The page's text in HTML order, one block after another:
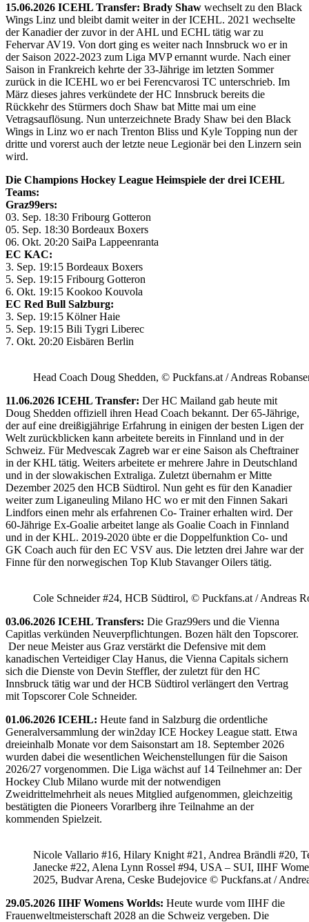
15.06.2026 ICEHL Transfer: Brady Shaw wechselt zu den Black
Wings Linz und bleibt damit weiter in der ICEHL. 2021 wechselte
der Kanadier der zuvor in der AHL und ECHL tätig war zu
Fehervar AV19. Von dort ging es weiter nach Innsbruck wo er in
der Saison 2022-2023 zum Liga MVP ernannt wurde. Nach einer
Saison in Frankreich kehrte der 33-Jährige im letzten Sommer
zurück in die ICEHL wo er bei Ferencvarosi TC unterschrieb. Im
März dieses jahres verkündete der HC Innsbruck bereits die
Rückkehr des Stürmers doch Shaw bat Mitte mai um eine
Vetragsauflösung. Nun unterzeichnete Brady Shaw bei den Black
Wings in Linz wo er nach Trenton Bliss und Kyle Topping nun der
dritte und vorerst auch der letzte neue Legionär bei den Linzern sein
wird.
Die Champions Hockey League Heimspiele der drei ICEHL
Teams:
Graz99ers:
03. Sep. 18:30 Fribourg Gotteron
05. Sep. 18:30 Bordeaux Boxers
06. Okt. 20:20 SaiPa Lappeenranta
EC KAC:
3. Sep. 19:15 Bordeaux Boxers
5. Sep. 19:15 Fribourg Gotteron
6. Okt. 19:15 Kookoo Kouvola
EC Red Bull Salzburg:
3. Sep. 19:15 Kölner Haie
5. Sep. 19:15 Bili Tygri Liberec
7. Okt. 20:20 Eisbären Berlin
Head Coach Doug Shedden, © Puckfans.at / Andreas
11.06.2026 ICEHL Transfer: Der HC Mailand gab heute mit
Doug Shedden offiziell ihren Head Coach bekannt. Der 65-Jährige,
der auf eine dreißigjährige Erfahrung in einigen der besten Ligen der
Welt zurückblicken kann arbeitete bereits in Finnland und in der
Schweiz. Für Medvescak Zagreb war er eine Saison als Cheftrainer
in der KHL tätig. Weiters arbeitete er mehrere Jahre in Deutschland
und in der slowakischen Extraliga. Zuletzt übernahm er Mitte
Dezember 2025 den HCB Südtirol. Nun geht es für den Kanadier
weiter zum Liganeuling Milano HC wo er mit den Finnen Sakari
Lindfors einen mehr als erfahrenen Co- Trainer erhalten wird. Der
60-Jährige Ex-Goalie arbeitet lange als Goalie Coach in Finnland
und in der KHL. 2019-2020 übte er die Doppelfunktion Co- und
GK Coach auch für den EC VSV aus. Die letzten drei Jahre war der
Finne für den norwegischen Top Klub Stavanger Oilers tätig.
Cole Schneider #24, HCB Südtirol, © Puckfans.at / Andreas
03.06.2026 ICEHL Transfers: Die Graz99ers und die Vienna
Capitlas verkünden Neuverpflichtungen. Bozen hält den Topscorer.
Der neue Meister aus Graz verstärkt die Defensive mit dem
kanadischen Verteidiger Clay Hanus, die Vienna Capitals sichern
sich die Dienste von Devin Steffler, der zuletzt für den HC
Innsbruck tätig war und der HCB Südtirol verlängert den Vertrag
mit Topscorer Cole Schneider.
01.06.2026 ICEHL: Heute fand in Salzburg die ordentliche
Generalversammlung der win2day ICE Hockey League statt. Etwa
dreieinhalb Monate vor dem Saisonstart am 18. September 2026
wurden dabei die wesentlichen Weichenstellungen für die Saison
2026/27 vorgenommen. Die Liga wächst auf 14 Teilnehmer an: Der
Hockey Club Milano wurde mit der notwendigen
Zweidrittelmehrheit als neues Mitglied aufgenommen, gleichzeitig
bestätigten die Pioneers Vorarlberg ihre Teilnahme an der
kommenden Spielzeit.
Nicole Vallario #16, Hilary Knight #21, Andrea Brändli #20,
Janecke #22, Alena Lynn Rossel #94, USA – SUI, IIHF
2025, Budvar Arena, Ceske Budejovice © Puckfans.at /
29.05.2026 IIHF Womens Worlds: Heute wurde vom IIHF die
Frauenweltmeisterschaft 2028 an die Schweiz vergeben. Die